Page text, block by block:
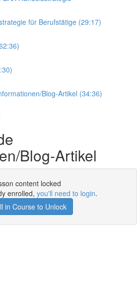
für Berufstätige (29:17)
Blog-Artikel (34:36)
Blog-Artikel
content locked
enrolled, you'll need to login.
in Course to Unlock